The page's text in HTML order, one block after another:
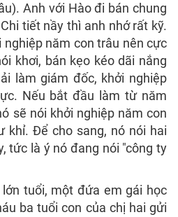
Anh với Hào đi bán chung
tiết nầy thì anh nhớ rất kỹ.
năm con trâu nên cực
khơi, bán kẹo kéo dãi nắng
làm giám đốc, khởi nghiệp
Nếu bắt đầu làm từ năm
sẽ nói khởi nghiệp năm con
khỉ. Để cho sang, nó nói hai
tức là ý nó đang nói "công ty
tuổi, một đứa em gái học
ba tuổi con của chị hai gửi